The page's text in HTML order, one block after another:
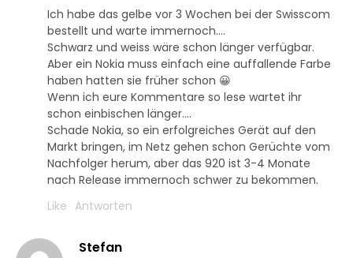
Ich habe das gelbe vor 3 Wochen bei der Swisscom
bestellt und warte immernoch….
Schwarz und weiss wäre schon länger verfügbar.
Aber ein Nokia muss einfach eine auffallende Farbe
haben hatten sie früher schon 😀
Wenn ich eure Kommentare so lese wartet ihr
schon einbischen länger….
Schade Nokia, so ein erfolgreiches Gerät auf den
Markt bringen, im Netz gehen schon Gerüchte vom
Nachfolger herum, aber das 920 ist 3-4 Monate
nach Release immernoch schwer zu bekommen.
Like Antworten
Stefan